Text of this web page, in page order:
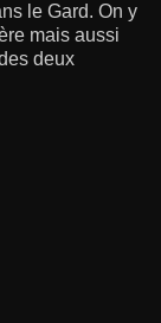
le Gard. On y
mais aussi
deux